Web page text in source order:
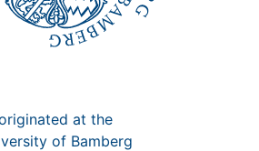
at the
of Bamberg